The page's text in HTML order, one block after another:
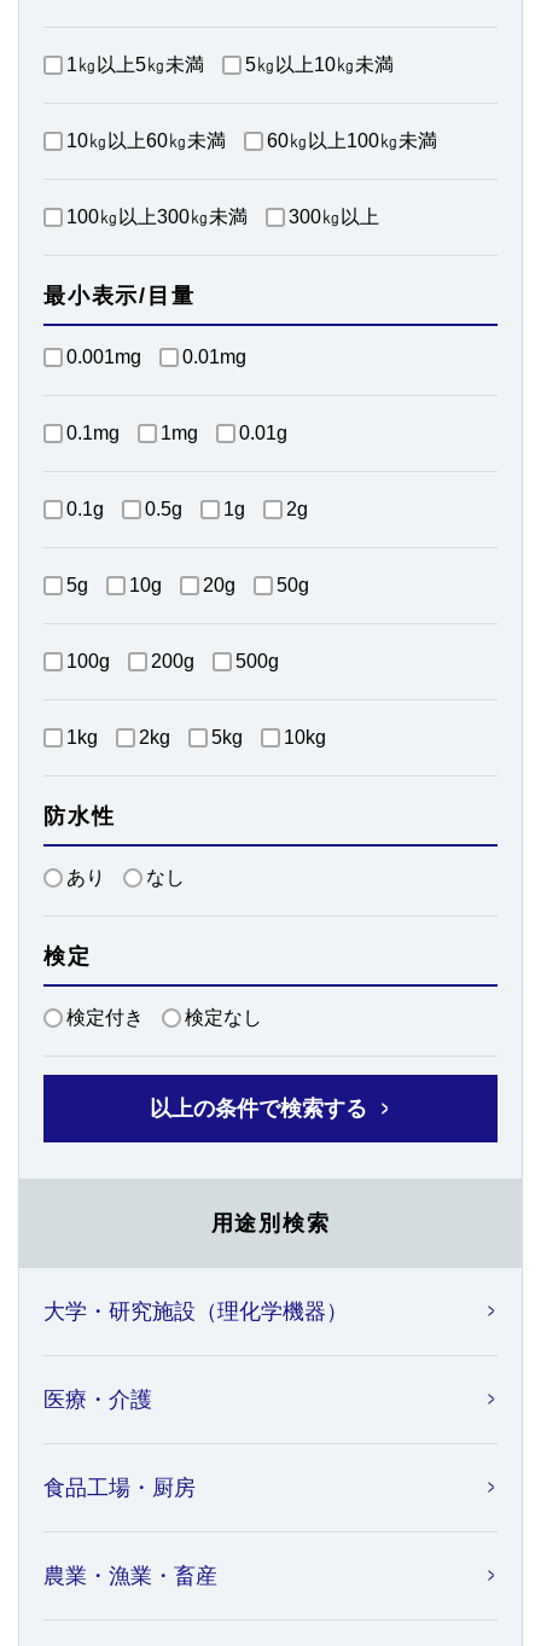
1㎏以上5㎏未満 5㎏以上10㎏未満
10㎏以上60㎏未満 60㎏以上100㎏未満
100㎏以上300㎏未満 300㎏以上
最小表示/目量
0.001mg 0.01mg
0.1mg 1mg 0.01g
0.1g 0.5g 1g 2g
5g 10g 20g 50g
100g 200g 500g
1kg 2kg 5kg 10kg
防水性
あり なし
検定
検定付き 検定なし
以上の条件で検索する
用途別検索
大学・研究施設（理化学機器）
医療・介護
食品工場・厨房
農業・漁業・畜産